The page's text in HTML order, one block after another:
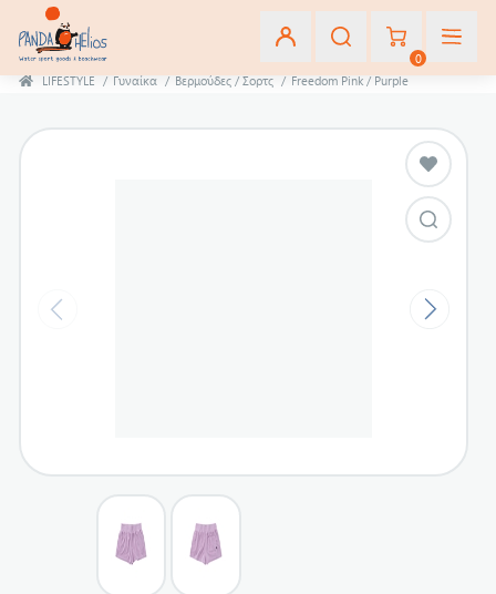
0
LIFESTYLE / Γυναίκα / Βερμούδες / Σορτς / Freedom Pink / Purple